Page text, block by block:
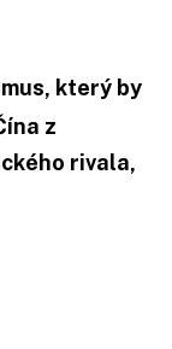
který by
z
rivala,